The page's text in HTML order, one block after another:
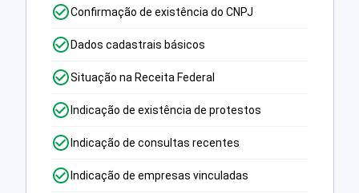
Confirmação de existência do CNPJ
Dados cadastrais básicos
Situação na Receita Federal
Indicação de existência de protestos
Indicação de consultas recentes
Indicação de empresas vinculadas